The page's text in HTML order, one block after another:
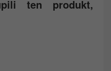
ten produkt,